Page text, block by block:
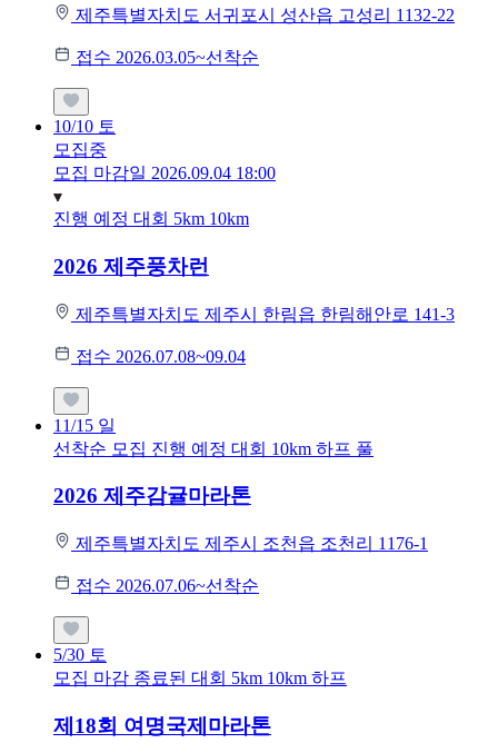
제주특별자치도 서귀포시 성산읍 고성리 1132-22
접수 2026.03.05~선착순
10/10 토
모집중
모집 마감일 2026.09.04 18:00
진행 예정 대회 5km 10km
2026 제주풍차런
제주특별자치도 제주시 한림읍 한림해안로 141-3
접수 2026.07.08~09.04
11/15 일
선착순 모집 진행 예정 대회 10km 하프 풀
2026 제주감귤마라톤
제주특별자치도 제주시 조천읍 조천리 1176-1
접수 2026.07.06~선착순
5/30 토
모집 마감 종료된 대회 5km 10km 하프
제18회 여명국제마라톤